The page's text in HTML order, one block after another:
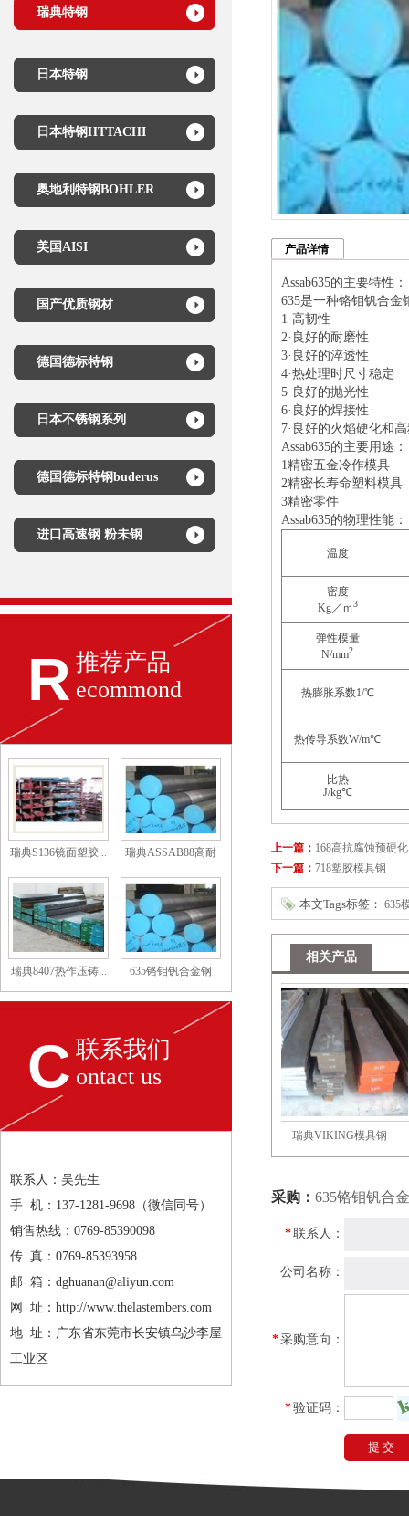
瑞典特钢
日本特钢
日本特钢HTTACHI
奥地利特钢BOHLER
美国AISI
国产优质钢材
德国德标特钢
日本不锈钢系列
德国德标特钢buderus
进口高速钢 粉未钢
R 推荐产品
ecommond
瑞典S136镜面塑胶...
瑞典ASSAB88高耐
瑞典8407热作压铸... 635铬钼钒合金钢
C 联系我们
ontact us
联系人：吴先生
手 机：137-1281-9698（微信同号）
销售热线：0769-85390098
传 真：0769-85393958
邮 箱：dghuanan@aliyun.com
网 址：http://www.thelastembers.com
地 址：广东省东莞市长安镇乌沙李屋
工业区
产品详情
Assab635的主要特性：
635是一种铬钼钒合金
1·高韧性
2·良好的耐磨性
3·良好的淬透性
4·热处理时尺寸稳定
5·良好的抛光性
6·良好的焊接性
7·良好的火焰硬化和
Assab635的主要用途：
1精密五金冷作模具
2精密长寿命塑料模具
3精密零件
Assab635的物理性能：
温度
密度
Kg／ｍ3
弹性模量
N/mm2
热膨胀系数1/℃
热传导系数W/m℃
比热
J/kg℃
上一篇： 168高抗腐蚀预硬
下一篇： 718塑胶模具钢
本文Tags标签： 635
相关产品
模具钢 STAVAX模具钢 瑞典VIKING模具钢
采购： 635铬钼钒合
*联系人：
公司名称：
*采购意向：
*验证码：